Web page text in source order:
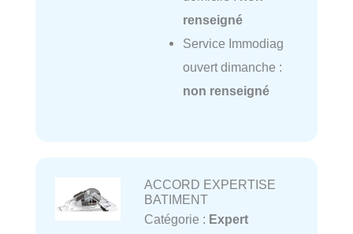
renseigné
Service Immodiag
ouvert dimanche :
non renseigné
ACCORD EXPERTISE
BATIMENT
Catégorie : Expert